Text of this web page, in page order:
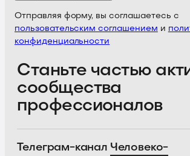
Отправляя форму, вы соглашаетесь с
пользовательским соглашением и
конфиденциальности
Станьте частью
сообщества
профессионалов
Телеграм-канал Человеко-